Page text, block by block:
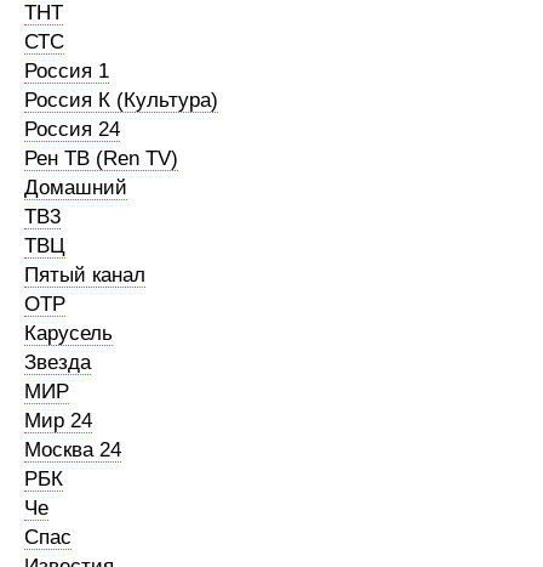
ТНТ
СТС
Россия 1
Россия К (Культура)
Россия 24
Рен ТВ (Ren TV)
Домашний
ТВ3
ТВЦ
Пятый канал
ОТР
Карусель
Звезда
МИР
Мир 24
Москва 24
РБК
Че
Спас